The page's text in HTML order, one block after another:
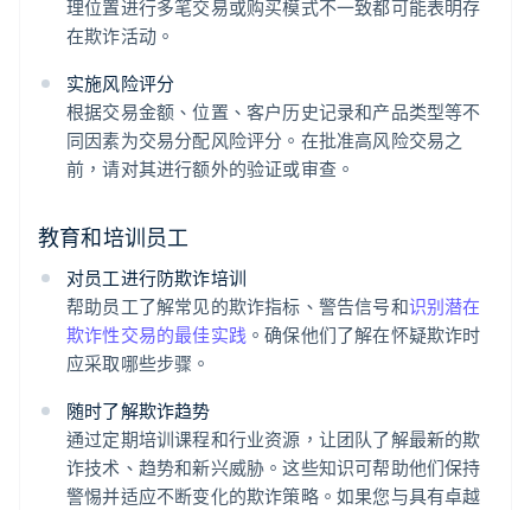
理位置进行多笔交易或购买模式不一致都可能表明存
在欺诈活动。
实施风险评分
根据交易金额、位置、客户历史记录和产品类型等不
同因素为交易分配风险评分。在批准高风险交易之
前，请对其进行额外的验证或审查。
教育和培训员工
对员工进行防欺诈培训
帮助员工了解常见的欺诈指标、警告信号和识别潜在
欺诈性交易的最佳实践 。确保他们了解在怀疑欺诈时
应采取哪些步骤。
随时了解欺诈趋势
通过定期培训课程和行业资源，让团队了解最新的欺
诈技术、趋势和新兴威胁。这些知识可帮助他们保持
警惕并适应不断变化的欺诈策略。如果您与具有卓越